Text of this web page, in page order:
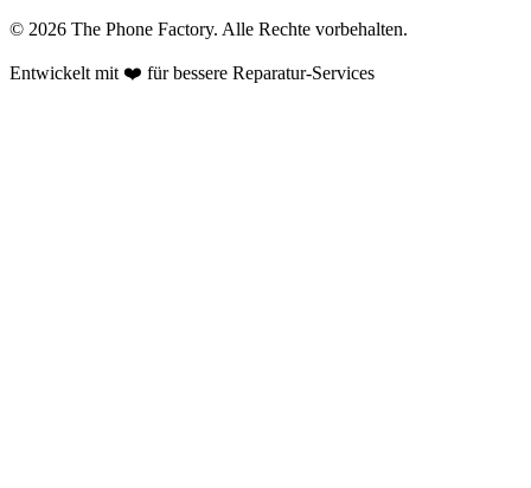
© 2026 The Phone Factory. Alle Rechte vorbehalten.
Entwickelt mit ❤️ für bessere Reparatur-Services